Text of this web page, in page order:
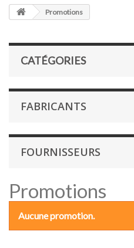
Promotions
CATÉGORIES
FABRICANTS
FOURNISSEURS
Promotions
Aucune promotion.